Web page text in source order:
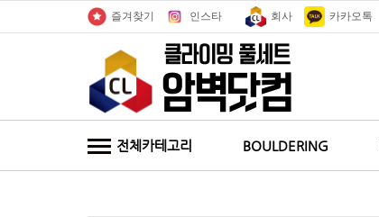
즐겨찾기 인스타 카카오톡
회사
전체카테고리 BOULDERING